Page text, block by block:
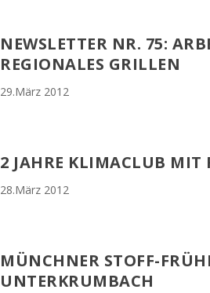
NEWSLETTER NR. 75:
REGIONALES GRILLEN
29.März 2012
2 JAHRE KLIMACLUB
28.März 2012
MÜNCHNER STOFF-
UNTERKRUMBACH